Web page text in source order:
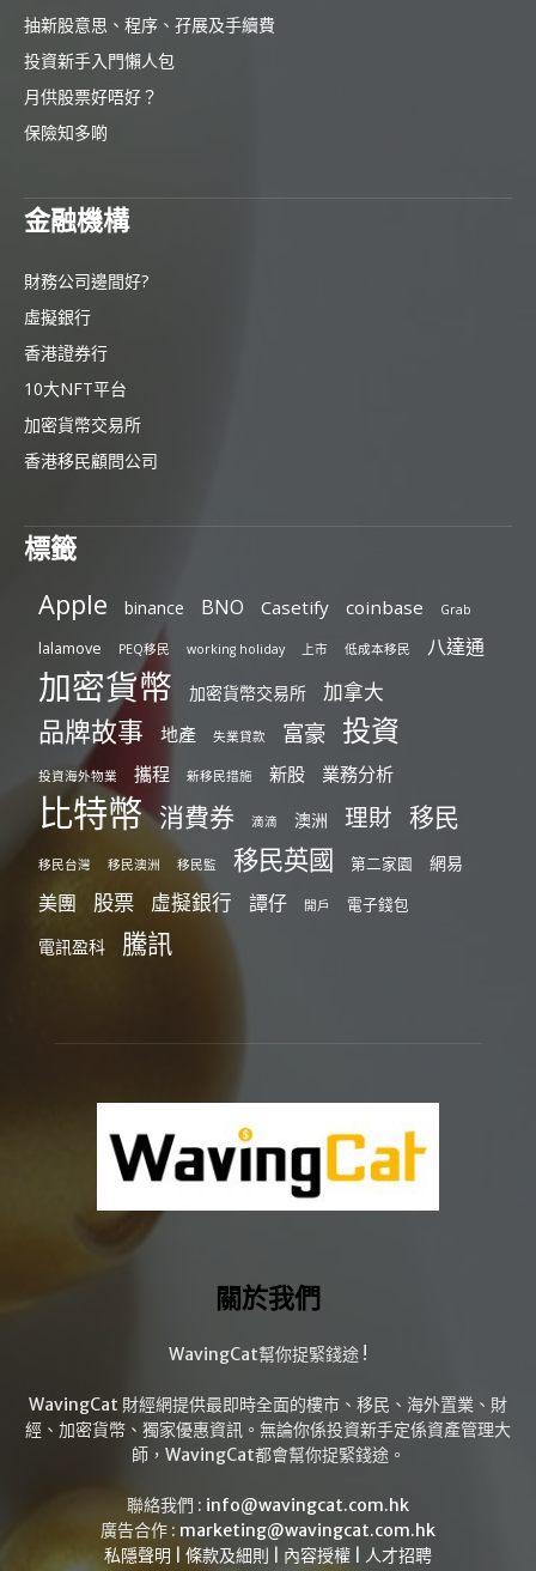
抽新股意思、程序、孖展及手續費
投資新手入門懶人包
月供股票好唔好？
保險知多啲
金融機構
財務公司邊間好?
虛擬銀行
香港證券行
10大NFT平台
加密貨幣交易所
香港移民顧問公司
標籤
Apple binance BNO Casetify coinbase Grab
lalamove PEQ移民 working holiday 上市 低成本移民 八達通
加密貨幣 加密貨幣交易所 加拿大
品牌故事 地產 失業貸款 富豪 投資
投資海外物業 攜程 新移民措施 新股 業務分析
比特幣 消費券 滴滴 澳洲 理財 移民
移民台灣 移民澳洲 移民監 移民英國 第二家園 網易
美團 股票 虛擬銀行 譚仔 開戶 電子錢包
電訊盈科 騰訊
關於我們
WavingCat幫你捉緊錢途 !
WavingCat 財經網提供最即時全面的樓市、移民、海外置業、財
經、加密貨幣、獨家優惠資訊。無論你係投資新手定係資產管理大
師，WavingCat都會幫你捉緊錢途。
聯絡我們 : info@wavingcat.com.hk
廣告合作 : marketing@wavingcat.com.hk
私隱聲明
條款及細則 內容授權 人才招聘